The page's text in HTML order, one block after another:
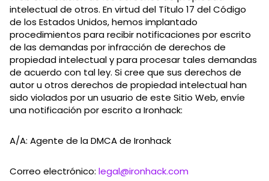
intelectual de otros. En virtud del Título 17 del Código
de los Estados Unidos, hemos implantado
procedimientos para recibir notificaciones por escrito
de las demandas por infracción de derechos de
propiedad intelectual y para procesar tales demandas
de acuerdo con tal ley. Si cree que sus derechos de
autor u otros derechos de propiedad intelectual han
sido violados por un usuario de este Sitio Web, envíe
una notificación por escrito a Ironhack:
A/A: Agente de la DMCA de Ironhack
Correo electrónico: legal@ironhack.com